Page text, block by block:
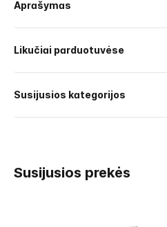
Aprašymas
Likučiai parduotuvėse
Susijusios kategorijos
Susijusios prekės